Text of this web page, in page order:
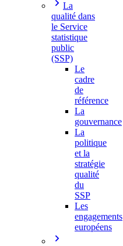
La
qualité dans
le Service
statistique
public
(SSP)
Le
cadre
de
référence
La
gouvernance
La
politique
et la
stratégie
qualité
du
SSP
Les
engagements
européens